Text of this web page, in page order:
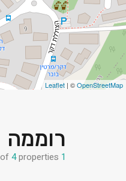
Leaflet | ©OpenStreetMap
רוממה
1
4properties